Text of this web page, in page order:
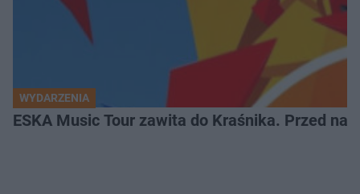
WYDARZENIA
ESKA Music Tour zawita do Kraśnika. Przed